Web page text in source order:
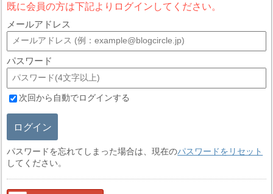
既に会員の方は下記よりログインしてください。
メールアドレス
パスワード
次回から自動でログインする
ログイン
パスワードを忘れてしまった場合は、現在のパスワードをリセット
してください。